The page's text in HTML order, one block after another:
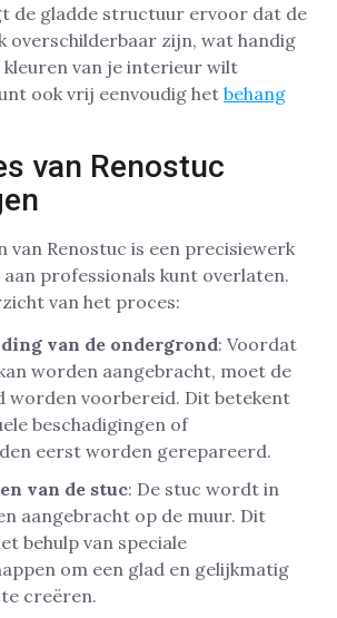
de gladde structuur ervoor dat de
overschilderbaar zijn, wat handig
kleuren van je interieur wilt
ook vrij eenvoudig het behang
van Renostuc
van Renostuc is een precisiewerk
professionals kunt overlaten.
van het proces:
van de ondergrond: Voordat
worden aangebracht, moet de
worden voorbereid. Dit betekent
beschadigingen of
eerst worden gerepareerd.
van de stuc: De stuc wordt in
aangebracht op de muur. Dit
behulp van speciale
om een glad en gelijkmatig
creëren.